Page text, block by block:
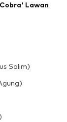
Lawan
Salim)